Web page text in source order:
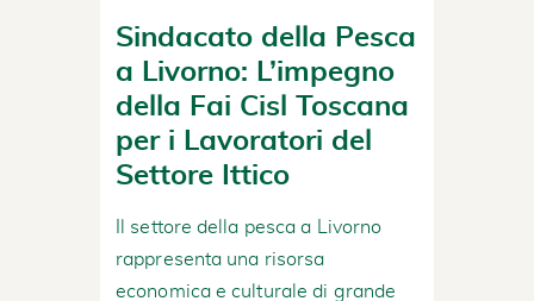
Sindacato della Pesca
a Livorno: L’impegno
della Fai Cisl Toscana
per i Lavoratori del
Settore Ittico
Il settore della pesca a Livorno
rappresenta una risorsa
economica e culturale di grande